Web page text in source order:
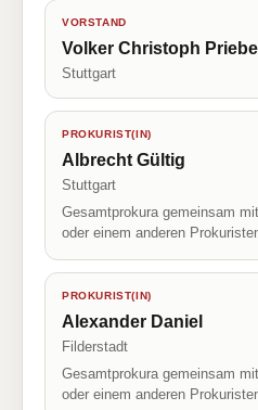
VORSTAND
Volker Christoph Priebe
Stuttgart
PROKURIST(IN)
Albrecht Gültig
Stuttgart
Gesamtprokura gemeinsam
oder einem anderen
PROKURIST(IN)
Alexander Daniel
Filderstadt
Gesamtprokura gemeinsam
oder einem anderen